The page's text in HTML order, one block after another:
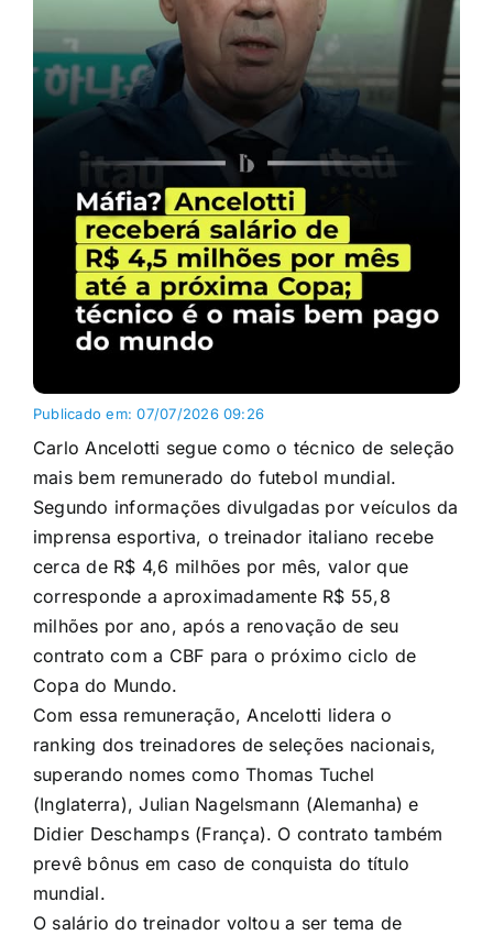
Publicado em: 07/07/2026 09:26
Carlo Ancelotti segue como o técnico de seleção
mais bem remunerado do futebol mundial.
Segundo informações divulgadas por veículos da
imprensa esportiva, o treinador italiano recebe
cerca de R$ 4,6 milhões por mês, valor que
corresponde a aproximadamente R$ 55,8
milhões por ano, após a renovação de seu
contrato com a CBF para o próximo ciclo de
Copa do Mundo.
Com essa remuneração, Ancelotti lidera o
ranking dos treinadores de seleções nacionais,
superando nomes como Thomas Tuchel
(Inglaterra), Julian Nagelsmann (Alemanha) e
Didier Deschamps (França). O contrato também
prevê bônus em caso de conquista do título
mundial.
O salário do treinador voltou a ser tema de